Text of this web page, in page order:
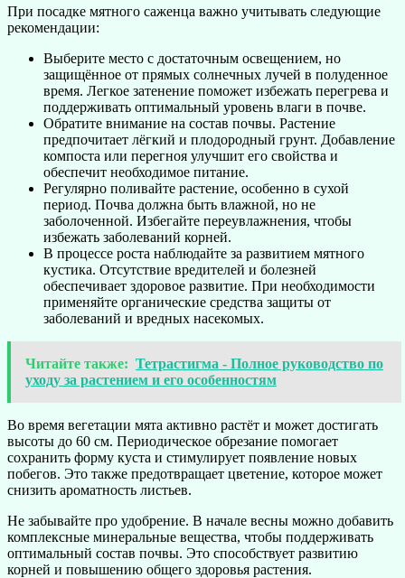
При посадке мятного саженца важно учитывать следующие
рекомендации:
Выберите место с достаточным освещением, но
защищённое от прямых солнечных лучей в полуденное
время. Легкое затенение поможет избежать перегрева и
поддерживать оптимальный уровень влаги в почве.
Обратите внимание на состав почвы. Растение
предпочитает лёгкий и плодородный грунт. Добавление
компоста или перегноя улучшит его свойства и
обеспечит необходимое питание.
Регулярно поливайте растение, особенно в сухой
период. Почва должна быть влажной, но не
заболоченной. Избегайте переувлажнения, чтобы
избежать заболеваний корней.
В процессе роста наблюдайте за развитием мятного
кустика. Отсутствие вредителей и болезней
обеспечивает здоровое развитие. При необходимости
применяйте органические средства защиты от
заболеваний и вредных насекомых.
Читайте также: Тетрастигма - Полное руководство по
уходу за растением и его особенностям
Во время вегетации мята активно растёт и может достигать
высоты до 60 см. Периодическое обрезание помогает
сохранить форму куста и стимулирует появление новых
побегов. Это также предотвращает цветение, которое может
снизить ароматность листьев.
Не забывайте про удобрение. В начале весны можно добавить
комплексные минеральные вещества, чтобы поддерживать
оптимальный состав почвы. Это способствует развитию
корней и повышению общего здоровья растения.